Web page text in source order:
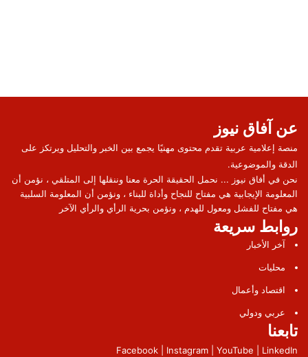
عن آفاق نيوز
منصة إعلامية عربية تقدم محتوى مهنيًا يجمع بين الخبر والتحليل ويرتكز على
الدقة والموضوعية.
نحن في أفاق نيوز ... نحمل الحقيقة الحرة معنا وننقلها إلى المتلقي ، نؤمن أن
المعلومة الإيجابية هي مفتاح للنجاح وأداة للبناء ، ونؤمن أن المعلومة السلبية
هي مفتاح للفشل ومعول للهدم ، ونؤمن بحرية الرأي والرأي الآخر
روابط سريعة
آخر الأخبار
محليات
اقتصاد وأعمال
عربي ودولي
تابعنا
Facebook | Instagram | YouTube | LinkedIn